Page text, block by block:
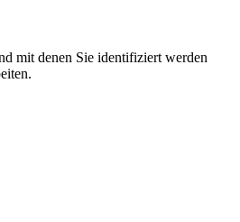
mit denen Sie identifiziert werden